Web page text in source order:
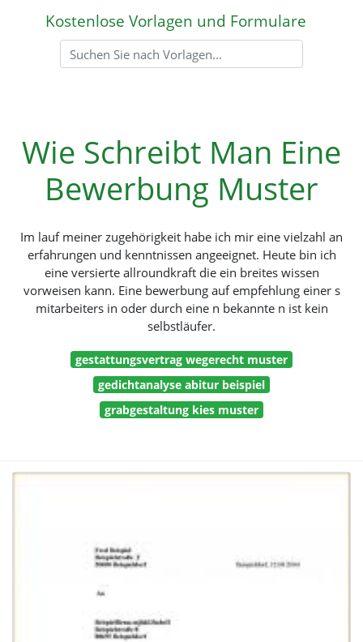
Kostenlose Vorlagen und Formulare
Wie Schreibt Man Eine
Bewerbung Muster
Im lauf meiner zugehörigkeit habe ich mir eine vielzahl an
erfahrungen und kenntnissen angeeignet. Heute bin ich
eine versierte allroundkraft die ein breites wissen
vorweisen kann. Eine bewerbung auf empfehlung einer s
mitarbeiters in oder durch eine n bekannte n ist kein
selbstläufer.
gestattungsvertrag wegerecht muster
gedichtanalyse abitur beispiel
grabgestaltung kies muster